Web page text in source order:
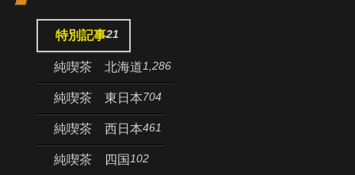
特別記事21
純喫茶 北海道1,286
純喫茶 東日本704
純喫茶 西日本461
純喫茶 四国 102